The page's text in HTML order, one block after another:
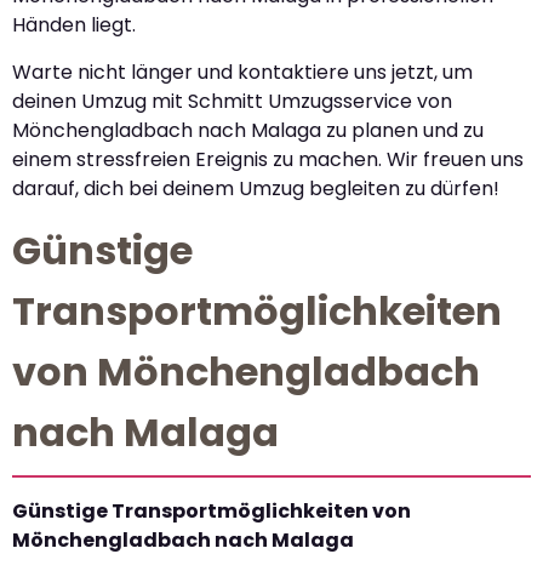
Händen liegt.
Warte nicht länger und kontaktiere uns jetzt, um
deinen Umzug mit Schmitt Umzugsservice von
Mönchengladbach nach Malaga zu planen und zu
einem stressfreien Ereignis zu machen. Wir freuen uns
darauf, dich bei deinem Umzug begleiten zu dürfen!
Günstige
Transportmöglichkeiten
von Mönchengladbach
nach Malaga
Günstige Transportmöglichkeiten von
Mönchengladbach nach Malaga